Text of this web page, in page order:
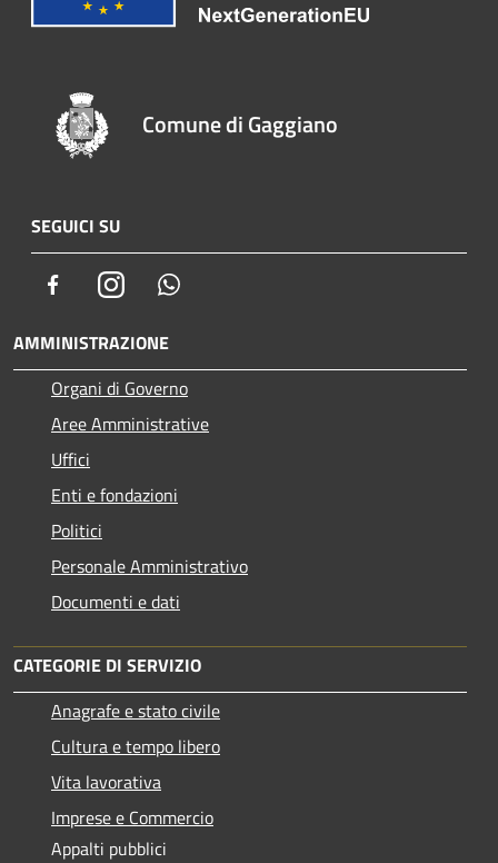
Comune di Gaggiano
SEGUICI SU
FacebookInstagram
AMMINISTRAZIONE
Organi di Governo
Aree Amministrative
Uffici
Enti e fondazioni
Politici
Personale Amministrativo
Documenti e dati
CATEGORIE DI SERVIZIO
Anagrafe e stato civile
Cultura e tempo libero
Vita lavorativa
Imprese e Commercio
Appalti pubblici